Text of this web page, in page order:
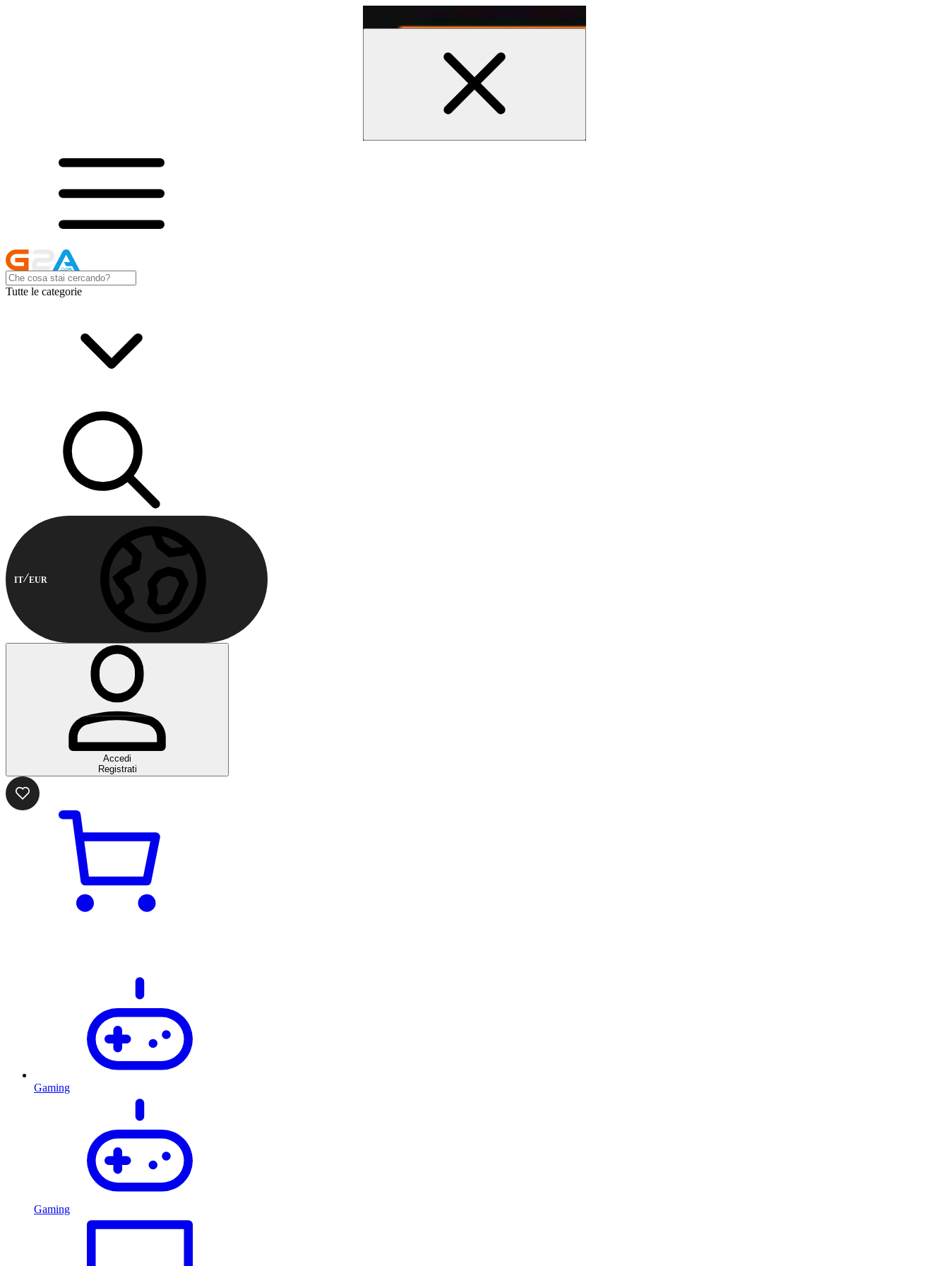
Tutte le categorie
IT EUR
Accedi
Registrati
Gaming
Gaming